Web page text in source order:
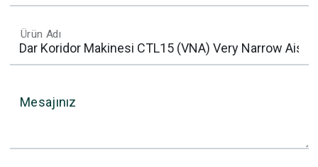
Ürün Adı
Mesajınız